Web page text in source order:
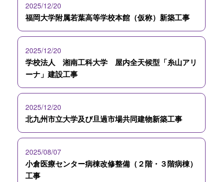
2025/12/20
福岡大学附属若葉高等学校本館（仮称）新築工事
2025/12/20
学校法人 湘南工科大学 屋内全天候型「糸山アリ
ーナ」建設工事
2025/12/20
北九州市立大学及び旦過市場共同建物新築工事
2025/08/07
⼩倉医療センター病棟改修整備（２階・３階病棟）
⼯事